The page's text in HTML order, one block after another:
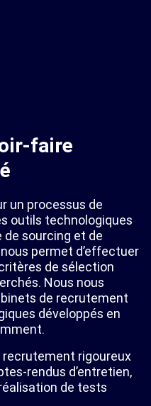
faire
un processus de
outils technologiques
sourcing et de
permet d’effectuer
de sélection
Nous nous
de recrutement
développés en
recrutement rigoureux
rendus d’entretien,
de tests